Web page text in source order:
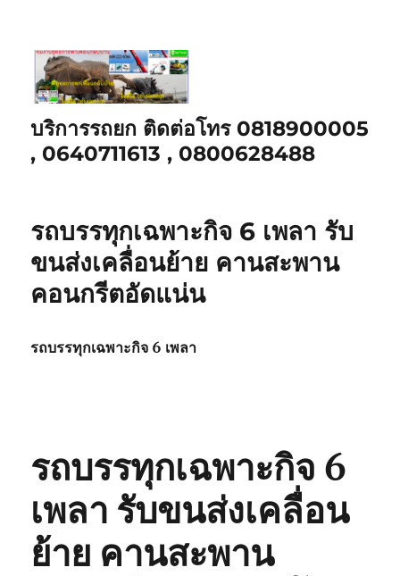
บริการรถยก ติดต่อโทร 0818900005
, 0640711613 , 0800628488
รถบรรทุกเฉพาะกิจ 6 เพลา รับ
ขนส่งเคลื่อนย้าย คานสะพาน
คอนกรีตอัดแน่น
รถบรรทุกเฉพาะกิจ 6 เพลา
รถบรรทุกเฉพาะกิจ 6
เพลา รับขนส่งเคลื่อน
ย้าย คานสะพาน